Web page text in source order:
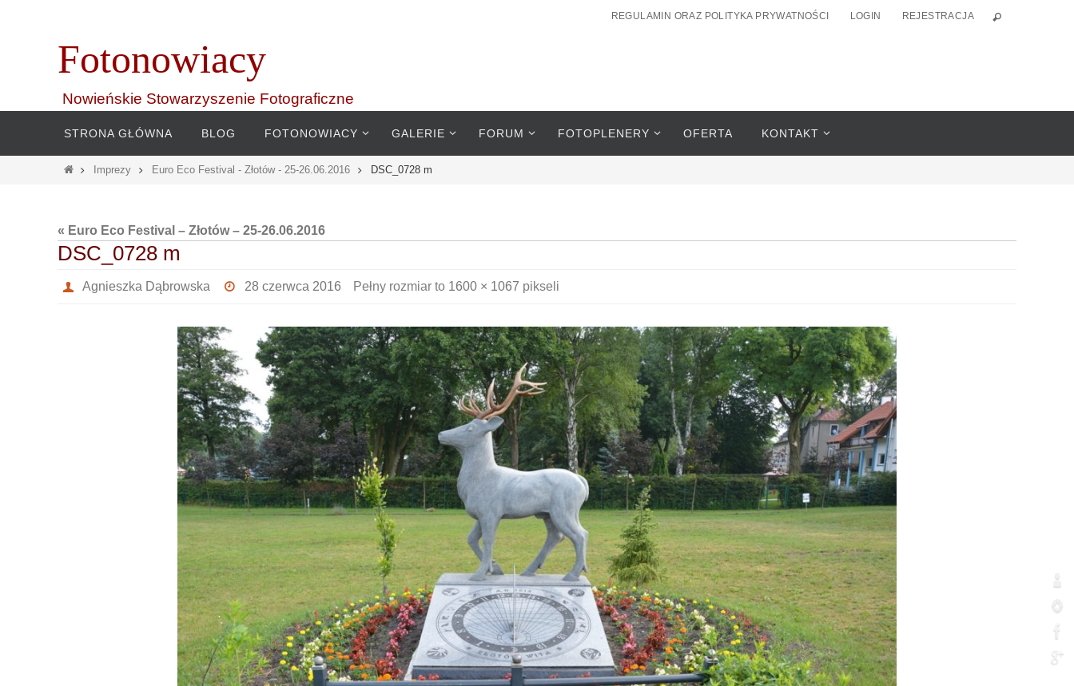
REGULAMIN ORAZ POLITYKA PRYWATNOŚCI LOGIN REJESTRACJA
Fotonowiacy
Nowieńskie Stowarzyszenie Fotograficzne
treści
STRONA GŁÓWNA BLOG FOTONOWIACY GALERIE FORUM FOTOPLENERY OFERTA KONTAKT
HomeImprezy Euro Eco Festival - Złotów - 25-26.06.2016 DSC_0728 m
« Euro Eco Festival – Złotów – 25-26.06.2016
DSC_0728 m
Agnieszka Dąbrowska 28 czerwca 2016 Pełny rozmiar to 1600 × 1067 pikseli